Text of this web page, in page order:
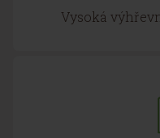
Vysoká